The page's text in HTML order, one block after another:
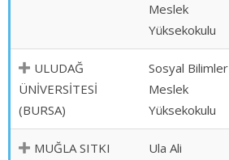
Meslek
Yüksekokulu
ULUDAĞ
ÜNİVERSİTESİ
(BURSA)
Sosyal Bilimler
Meslek
Yüksekokulu
MUĞLA SITKI
Ula Ali